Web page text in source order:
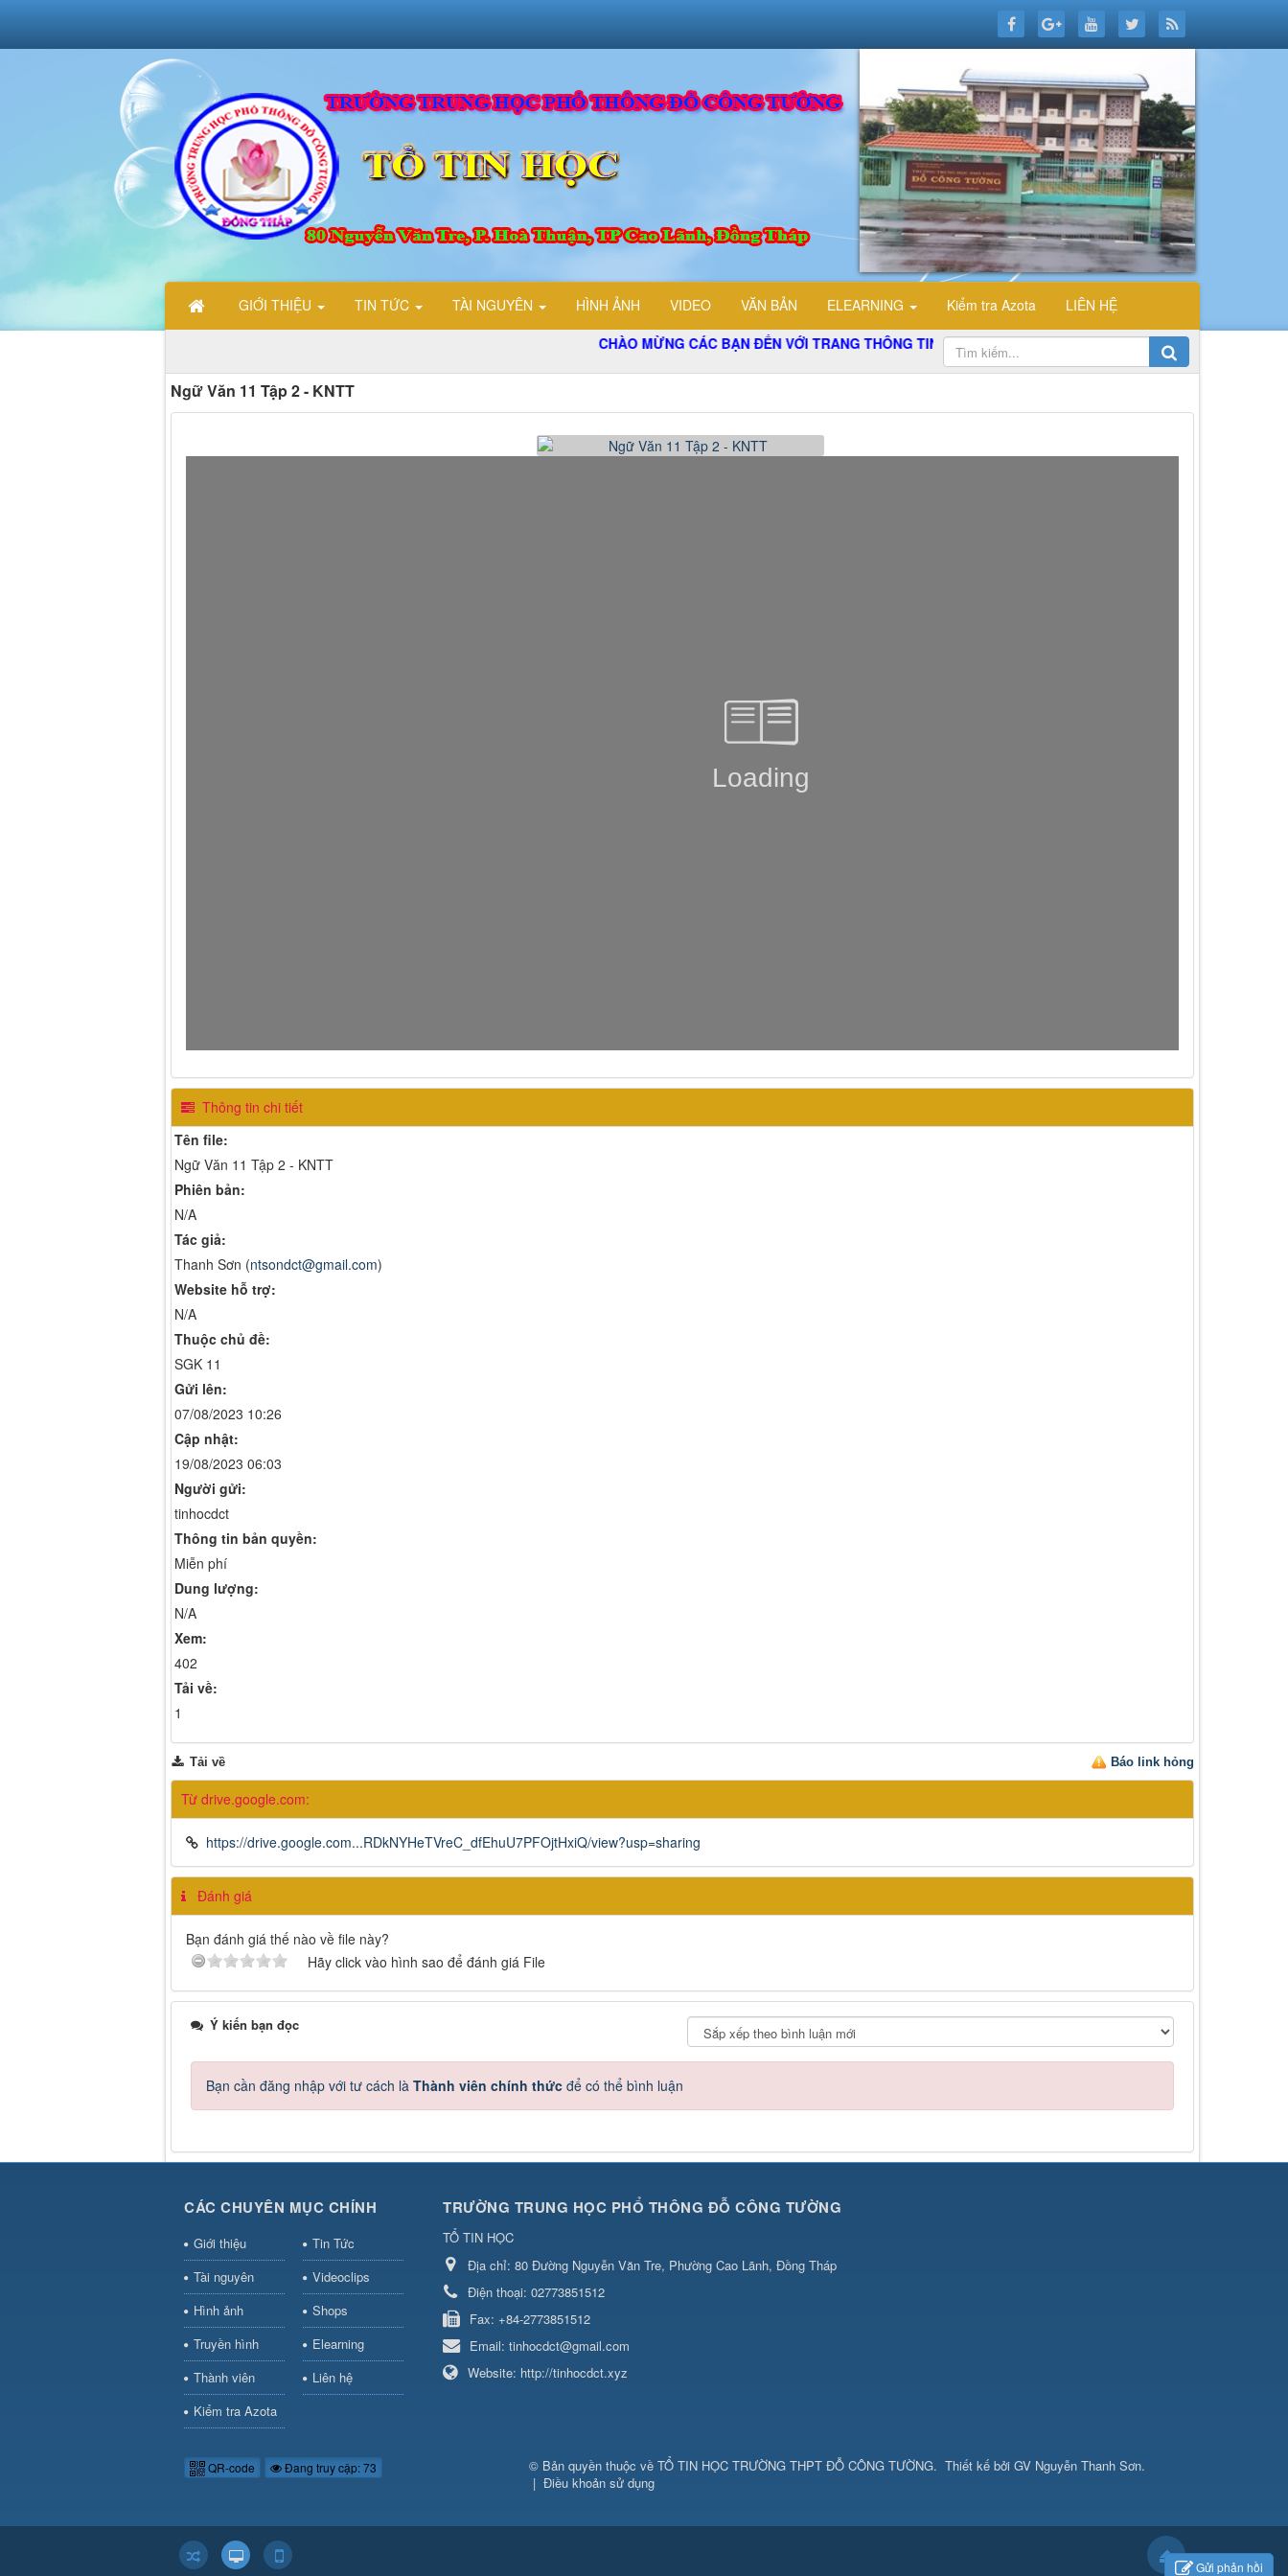
GIỚI THIỆU TIN TỨC TÀI NGUYÊN HÌNH ẢNH VIDEO VĂN BẢN ELEARNING Kiểm tra Azota
LIÊN HỆ
CHÀO MỪNG CÁC BẠN ĐẾN VỚI TRANG THÔNG TIN ĐIỆN TỬ TỔ TIN HỌC TRƯỜNG THPT ĐỖ CÔNG TƯỜNG
Ngữ Văn 11 Tập 2 - KNTT
Thông tin chi tiết
Tên file:
Ngữ Văn 11 Tập 2 - KNTT
Phiên bản:
N/A
Tác giả:
Thanh Sơn (ntsondct@gmail.com)
Website hỗ trợ:
N/A
Thuộc chủ đề:
SGK 11
Gửi lên:
07/08/2023 10:26
Cập nhật:
19/08/2023 06:03
Người gửi:
tinhocdct
Thông tin bản quyền:
Miễn phí
Dung lượng:
N/A
Xem:
402
Tải về:
1
Báo link hỏng
Tải về
Từ drive.google.com:
https://drive.google.com...RDkNYHeTVreC_dfEhuU7PFOjtHxiQ/view?usp=sharing
Đánh giá
Bạn đánh giá thế nào về file này?
Hãy click vào hình sao để đánh giá File
Ý kiến bạn đọc
Bạn cần đăng nhập với tư cách là Thành viên chính thức để có thể bình luận
CÁC CHUYÊN MỤC CHÍNH
Giới thiệu
Tin Tức
Tài nguyên
Videoclips
Hình ảnh
Shops
Truyền hình
Elearning
Thành viên
Liên hệ
Kiểm tra Azota
TRƯỜNG TRUNG HỌC PHỔ THÔNG ĐỖ CÔNG TƯỜNG
TỔ TIN HỌC
Địa chỉ: 80 Đường Nguyễn Văn Tre, Phường Cao Lãnh, Đồng Tháp
Điện thoại: 02773851512
Fax: +84-2773851512
Email: tinhocdct@gmail.com
Website: http://tinhocdct.xyz
QR-code Đang truy cập: 73 © Bản quyền thuộc về TỔ TIN HỌC TRƯỜNG THPT ĐỖ CÔNG TƯỜNG. Thiết kế bởi GV Nguyễn Thanh Sơn.
| Điều khoản sử dụng
Gửi phản hồi